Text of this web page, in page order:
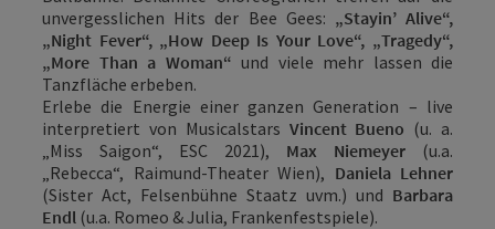
unvergesslichen Hits der Bee Gees: „Stayin’ Alive“,
„Night Fever“, „How Deep Is Your Love“, „Tragedy“,
„More Than a Woman“ und viele mehr lassen die
Tanzfläche erbeben.
Erlebe die Energie einer ganzen Generation – live
interpretiert von Musicalstars Vincent Bueno (u. a.
„Miss Saigon“, ESC 2021), Max Niemeyer (u.a.
„Rebecca“, Raimund-Theater Wien), Daniela Lehner
(Sister Act, Felsenbühne Staatz uvm.) und Barbara
Endl (u.a. Romeo & Julia, Frankenfestspiele).